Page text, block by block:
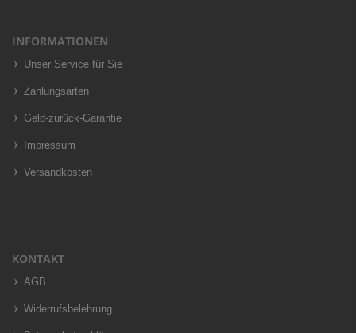
INFORMATIONEN
Unser Service für Sie
Zahlungsarten
Geld-zurück-Garantie
Impressum
Versandkosten
KONTAKT
AGB
Widerrufsbelehrung